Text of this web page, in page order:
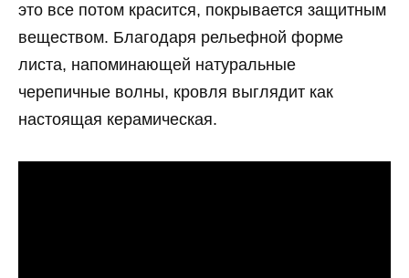
это все потом красится, покрывается защитным
веществом. Благодаря рельефной форме
листа, напоминающей натуральные
черепичные волны, кровля выглядит как
настоящая керамическая.